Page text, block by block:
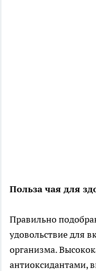
Польза чая для
Правильно
удовольствие для
организма.
антиоксидантами,